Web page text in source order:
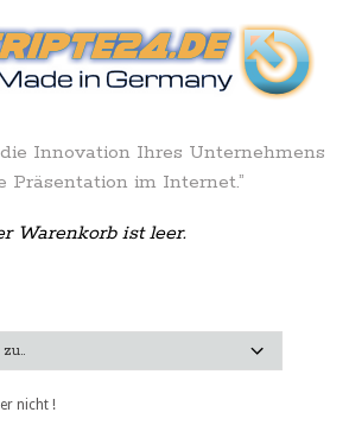
die Innovation Ihres Unternehmens
Präsentation im Internet.”
Warenkorb ist leer.
nicht !